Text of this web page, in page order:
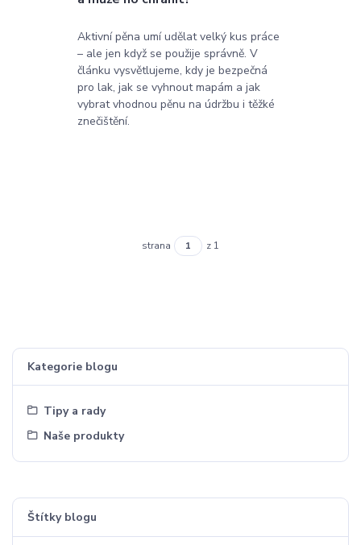
Kategorie blogu
Tipy a rady
Naše produkty
Štítky blogu
Aktivní pěna umí udělat velký kus práce
– ale jen když se použije správně. V
článku vysvětlujeme, kdy je bezpečná
pro lak, jak se vyhnout mapám a jak
vybrat vhodnou pěnu na údržbu i těžké
znečištění.
strana z 1